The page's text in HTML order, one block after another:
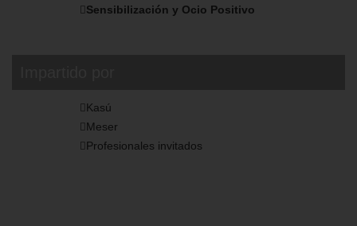
Sensibilización y Ocio Positivo
Kasú
Meser
Profesionales invitados